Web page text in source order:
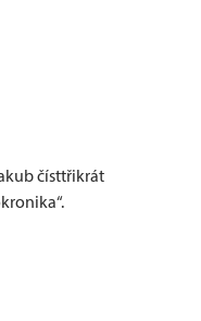
čísttřikrát